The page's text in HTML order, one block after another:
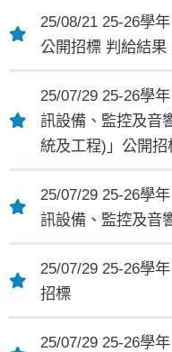
25/08/21 25-26學
公開招標 判給結果
25/07/29 25-26學
訊設備、監控及音
統及工程)」公開招
25/07/29 25-26學
訊設備、監控及音
25/07/29 25-26學
招標
25/07/29 25-26學